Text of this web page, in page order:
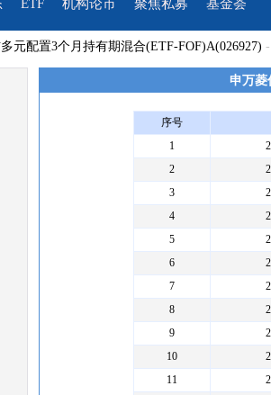
ETF 机构论市 聚焦私募 基金荟
元配置3个月持有期混合(ETF-FOF)A(026927)
申万菱
序号
1
2
3
4
5
6
7
8
9
10
11